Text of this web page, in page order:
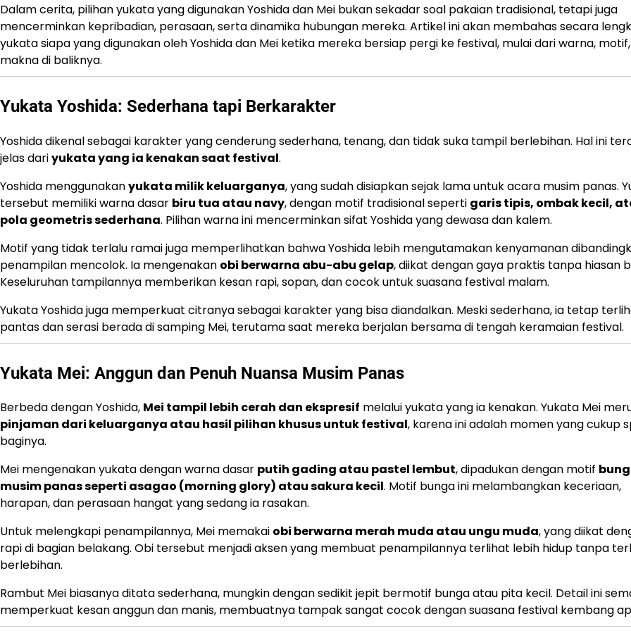
Dalam cerita, pilihan yukata yang digunakan Yoshida dan Mei bukan sekadar soal pakaian tradisional, tetapi juga
mencerminkan kepribadian, perasaan, serta dinamika hubungan mereka. Artikel ini akan membahas secara
yukata siapa yang digunakan oleh Yoshida dan Mei ketika mereka bersiap pergi ke festival, mulai dari warna,
makna di baliknya.
Yukata Yoshida: Sederhana tapi Berkarakter
Yoshida dikenal sebagai karakter yang cenderung sederhana, tenang, dan tidak suka tampil berlebihan. Hal ini
jelas dariyukata yang ia kenakan saat festival.
Yoshida menggunakanyukata milik keluarganya, yang sudah disiapkan sejak lama untuk acara musim panas.
tersebut memiliki warna dasar biru tua atau navy, dengan motif tradisional seperti garis tipis, ombak kecil,
pola geometris sederhana. Pilihan warna ini mencerminkan sifat Yoshida yang dewasa dan kalem.
Motif yang tidak terlalu ramai juga memperlihatkan bahwa Yoshida lebih mengutamakan kenyamanan
penampilan mencolok. Ia mengenakan obi berwarna abu-abu gelap, diikat dengan gaya praktis tanpa hiasan
Keseluruhan tampilannya memberikan kesan rapi, sopan, dan cocok untuk suasana festival malam.
Yukata Yoshida juga memperkuat citranya sebagai karakter yang bisa diandalkan. Meski sederhana, ia tetap
pantas dan serasi berada di samping Mei, terutama saat mereka berjalan bersama di tengah keramaian festival.
Yukata Mei: Anggun dan Penuh Nuansa Musim Panas
Berbeda dengan Yoshida, Mei tampil lebih cerah dan ekspresif melalui yukata yang ia kenakan. Yukata Mei
pinjaman dari keluarganya atau hasil pilihan khusus untuk festival, karena ini adalah momen yang cukup
baginya.
Mei mengenakan yukata dengan warna dasar putih gading atau pastel lembut, dipadukan dengan motif
musim panas seperti asagao (morning glory) atau sakura kecil. Motif bunga ini melambangkan keceriaan,
harapan, dan perasaan hangat yang sedang ia rasakan.
Untuk melengkapi penampilannya, Mei memakai obi berwarna merah muda atau ungu muda, yang diikat
rapi di bagian belakang. Obi tersebut menjadi aksen yang membuat penampilannya terlihat lebih hidup tanpa
berlebihan.
Rambut Mei biasanya ditata sederhana, mungkin dengan sedikit jepit bermotif bunga atau pita kecil. Detail ini
memperkuat kesan anggun dan manis, membuatnya tampak sangat cocok dengan suasana festival kembang